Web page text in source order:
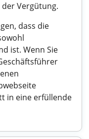
Vergütung.
dass die
ist. Wenn Sie
in eine erfüllende